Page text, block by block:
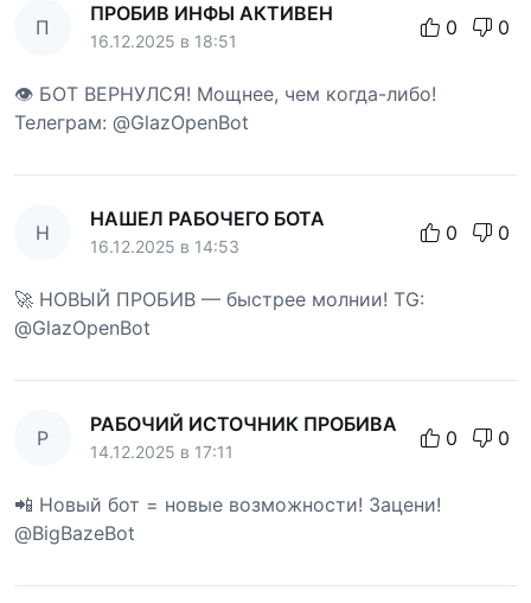
П
ПРОБИВ ИНФЫ АКТИВЕН
16.12.2025 в 18:51
0 0
👁 БОТ ВЕРНУЛСЯ! Мощнее, чем когда-либо!
Телеграм: @GlazOpenBot
Н
НАШЕЛ РАБОЧЕГО БОТА
16.12.2025 в 14:53
0 0
🚀 НОВЫЙ ПРОБИВ — быстрее молнии! TG:
@GlazOpenBot
Р
РАБОЧИЙ ИСТОЧНИК ПРОБИВА
14.12.2025 в 17:11
0 0
📲 Новый бот = новые возможности! Зацени!
@BigBazeBot